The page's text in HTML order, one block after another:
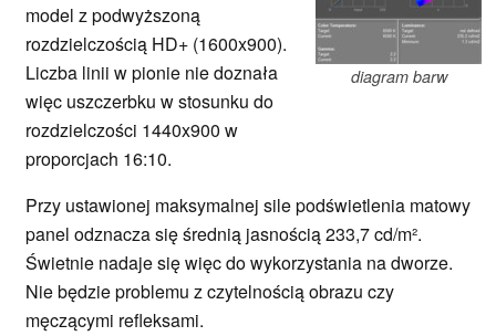
diagram barw
model z podwyższoną
rozdzielczością HD+ (1600x900).
Liczba linii w pionie nie doznała
więc uszczerbku w stosunku do
rozdzielczości 1440x900 w
proporcjach 16:10.
Przy ustawionej maksymalnej sile podświetlenia matowy
panel odznacza się średnią jasnością 233,7 cd/m².
Świetnie nadaje się więc do wykorzystania na dworze.
Nie będzie problemu z czytelnością obrazu czy
męczącymi refleksami.